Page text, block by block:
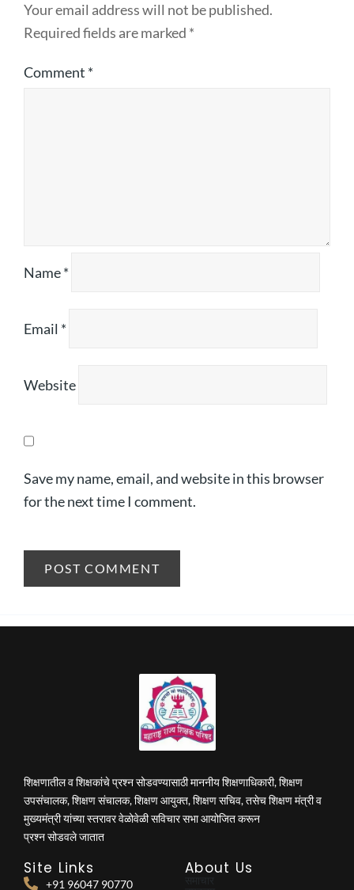
Your email address will not be published.
Required fields are marked *
Comment *
Name*
Email *
Website
Save my name, email, and website in this browser
for the next time I comment.
शिक्षणातील व शिक्षकांचे प्रश्न सोडवण्यासाठी माननीय शिक्षणाधिकारी, शिक्षण
उपसंचालक, शिक्षण संचालक, शिक्षण आयुक्त, शिक्षण सचिव, तसेच शिक्षण मंत्री व
मुख्यमंत्री यांच्या स्तरावर वेळोवेळी सविचार सभा आयोजित करून
प्रश्न सोडवले जातात
Site Links
+91 96047 90770
About Us